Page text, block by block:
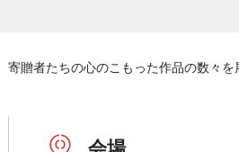
寄贈者たちの心のこもった作品の数々を